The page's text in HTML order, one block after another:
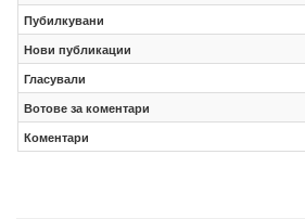
Пубилкувани
Нови публикации
Гласували
Вотове за коментари
Коментари